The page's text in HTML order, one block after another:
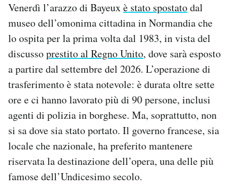
CALENDARIO
AREA PERSONALE
Area Personale
Newsletter
Notifiche mobile
Regala il Post
Hai bisogno di aiuto?
Venerdì l’arazzo di Bayeuxè stato spostatodal
museo dell’omonima cittadina in Normandia che
lo ospita per la prima volta dal 1983, in vista del
discussoprestito al Regno Unito, dove sarà esposto
a partire dal settembre del 2026. L’operazione di
trasferimento è stata notevole: è durata oltre sette
ore e ci hanno lavorato più di 90 persone, inclusi
agenti di polizia in borghese. Ma, soprattutto, non
si sa dove sia stato portato. Il governo francese, sia
locale che nazionale, ha preferito mantenere
riservata la destinazione dell’opera, una delle più
famose dell’Undicesimo secolo.